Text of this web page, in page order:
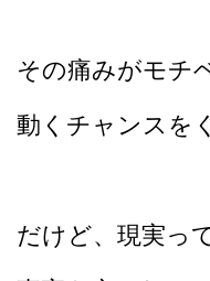
その痛みがモチ
動くチャンスを
だけど、現実っ